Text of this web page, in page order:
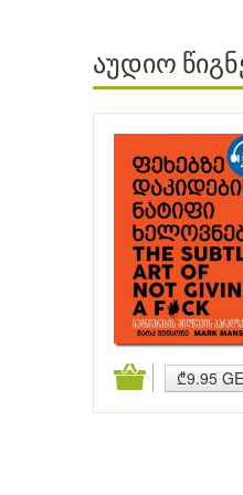
აუდიო
₾9.95
კალათაში